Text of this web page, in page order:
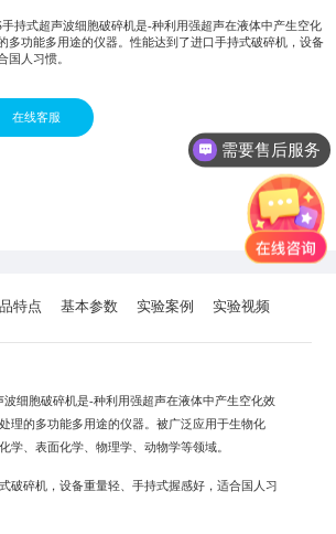
手持式超声波细胞破碎机是-种利用强超声在液体中产生空化
多功能多用途的仪器。性能达到了进口手持式破碎机，设备
国人习惯。
在线客服
特点 基本参数 实验案例 实验视频
波细胞破碎机是-种利用强超声在液体中产生空化效
理的多功能多用途的仪器。被广泛应用于生物化
学、表面化学、物理学、动物学等领域。
破碎机，设备重量轻、手持式握感好，适合国人习
需要售后服务